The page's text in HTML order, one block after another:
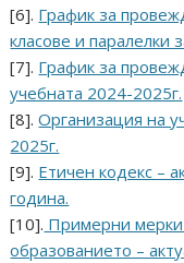
[6]. График за
класове и паралелки
[7]. График за
учебната 2024-2025г.
[8].Организация на
2025г.
[9]. Етичен кодекс –
година.
[10]. Примерни мерки
образованието –